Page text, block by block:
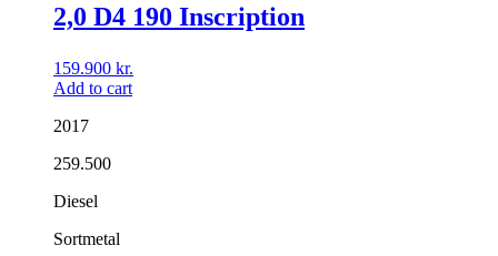
2,0 D4 190 Inscription
159.900 kr.
Add to cart
2017
259.500
Diesel
Sortmetal